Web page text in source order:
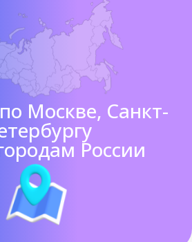
Москве, Санкт-
России